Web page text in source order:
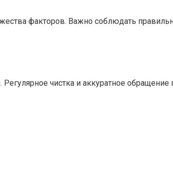
факторов. Важно соблюдать
чистка и аккуратное обращение